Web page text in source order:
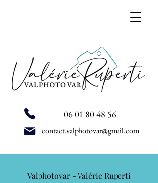
06 01 80 48 56
contact.valphotovar@gmail.com
Valphotovar - Valérie Ruperti